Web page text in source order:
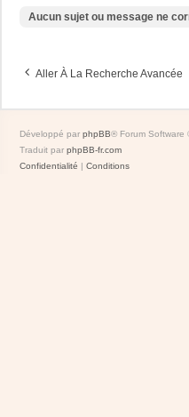
Aucun sujet ou message ne
Aller À La Recherche Avancée
Développé par phpBB® Forum Software
Traduit par phpBB-fr.com
Confidentialité | Conditions